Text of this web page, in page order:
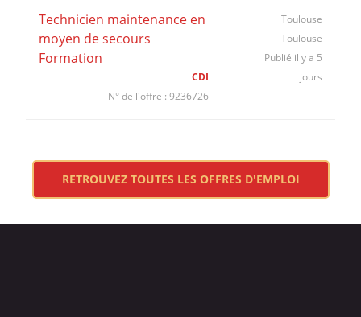
Technicien maintenance en
moyen de secours
Formation
Toulouse
Toulouse
Publié il y a 5
jours
CDI
N° de l'offre : 9236726
RETROUVEZ TOUTES LES OFFRES D'EMPLOI